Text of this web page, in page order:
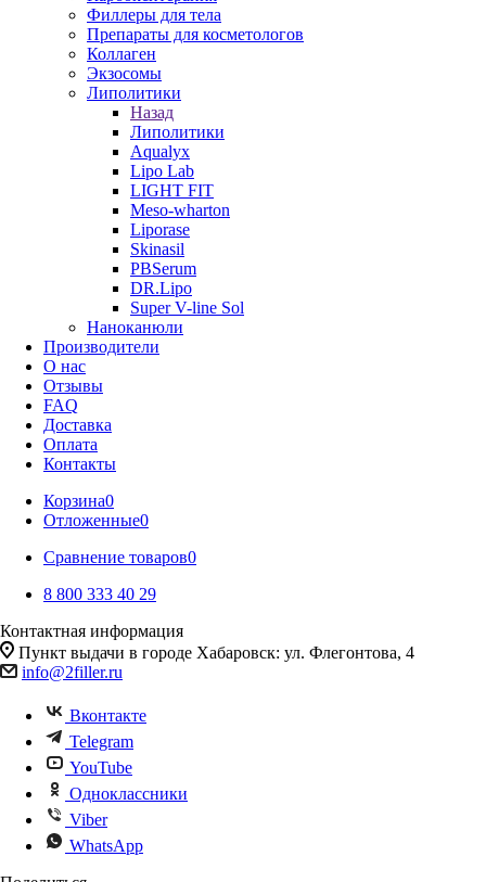
Филлеры для тела
Препараты для косметологов
Коллаген
Экзосомы
Липолитики
Назад
Липолитики
Aqualyx
Lipo Lab
LIGHT FIT
Meso-wharton
Liporase
Skinasil
PBSerum
DR.Lipo
Super V-line Sol
Наноканюли
Производители
О нас
Отзывы
FAQ
Доставка
Оплата
Контакты
Корзина0
Отложенные0
Сравнение товаров0
8 800 333 40 29
Контактная информация
Пункт выдачи в городе Хабаровск: ул. Флегонтова, 4
info@2filler.ru
Вконтакте
Telegram
YouTube
Одноклассники
Viber
WhatsApp